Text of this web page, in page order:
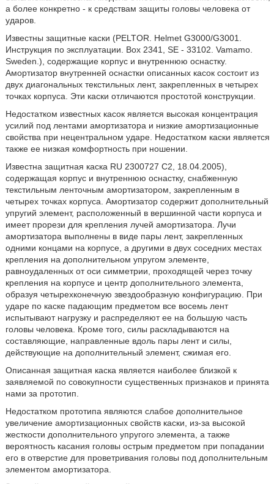
а более конкретно - к средствам защиты головы человека от
ударов.
Известны защитные каски (PELTOR. Helmet G3000/G3001.
Инструкция по эксплуатации. Box 2341, SE - 33102. Vamamo.
Sweden.), содержащие корпус и внутреннюю оснастку.
Амортизатор внутренней оснастки описанных касок состоит из
двух диагональных текстильных лент, закрепленных в четырех
точках корпуса. Эти каски отличаются простотой конструкции.
Недостатком известных касок является высокая концентрация
усилий под лентами амортизатора и низкие амортизационные
свойства при нецентральном ударе. Недостатком каски является
также ее низкая комфортность при ношении.
Известна защитная каска RU 2300727 С2, 18.04.2005),
содержащая корпус и внутреннюю оснастку, снабженную
текстильным ленточным амортизатором, закрепленным в
четырех точках корпуса. Амортизатор содержит дополнительный
упругий элемент, расположенный в вершинной части корпуса и
имеет прорези для крепления лучей амортизатора. Лучи
амортизатора выполнены в виде пары лент, закрепленных
одними концами на корпусе, а другими в двух соседних местах
крепления на дополнительном упругом элементе,
равноудаленных от оси симметрии, проходящей через точку
крепления на корпусе и центр дополнительного элемента,
образуя четырехконечную звездообразную конфигурацию. При
ударе по каске падающим предметом все восемь лент
испытывают нагрузку и распределяют ее на большую часть
головы человека. Кроме того, силы раскладываются на
составляющие, направленные вдоль пары лент и силы,
действующие на дополнительный элемент, сжимая его.
Описанная защитная каска является наиболее близкой к
заявляемой по совокупности существенных признаков и принята
нами за прототип.
Недостатком прототипа являются слабое дополнительное
увеличение амортизационных свойств каски, из-за высокой
жесткости дополнительного упругого элемента, а также
вероятность касания головы острым предметом при попадании
его в отверстие для проветривания головы под дополнительным
элементом амортизатора.